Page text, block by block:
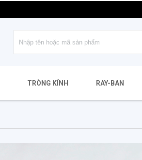
TRÒNG KÍNH RAY-BAN